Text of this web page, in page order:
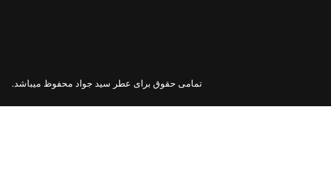
تمامی حقوق برای عطر سید جواد محفوظ میباشد.